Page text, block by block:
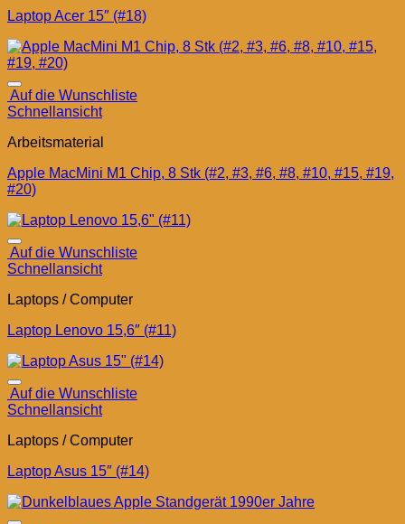
Laptop Acer 15″ (#18)
Auf die Wunschliste
Schnellansicht
Arbeitsmaterial
Apple MacMini M1 Chip, 8 Stk (#2, #3, #6, #8, #10, #15, #19,
#20)
Auf die Wunschliste
Schnellansicht
Laptops / Computer
Laptop Lenovo 15,6″ (#11)
Auf die Wunschliste
Schnellansicht
Laptops / Computer
Laptop Asus 15″ (#14)